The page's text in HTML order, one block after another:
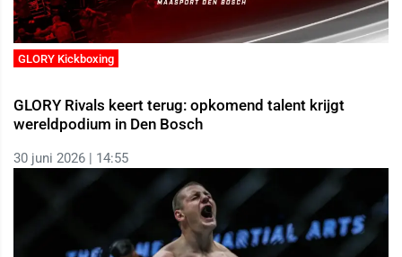
GLORY Kickboxing
GLORY Rivals keert terug: opkomend talent krijgt
wereldpodium in Den Bosch
30 juni 2026 | 14:55